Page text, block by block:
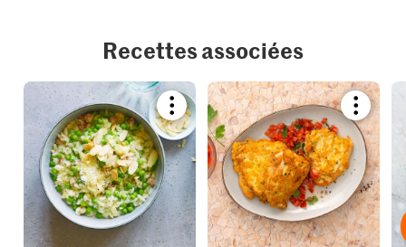
Recettes associées
Bookmark
recipe
or
add
it
to
your
collections.
recipe
or
add
it
to
your